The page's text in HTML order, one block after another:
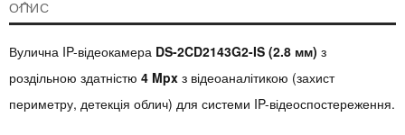
ОПИС
Вулична IP-відеокамера DS-2CD2143G2-IS (2.8 мм) з
роздільною здатністю 4 Mpx з відеоаналітикою (захист
периметру, детекція облич) для системи IP-відеоспостереження.